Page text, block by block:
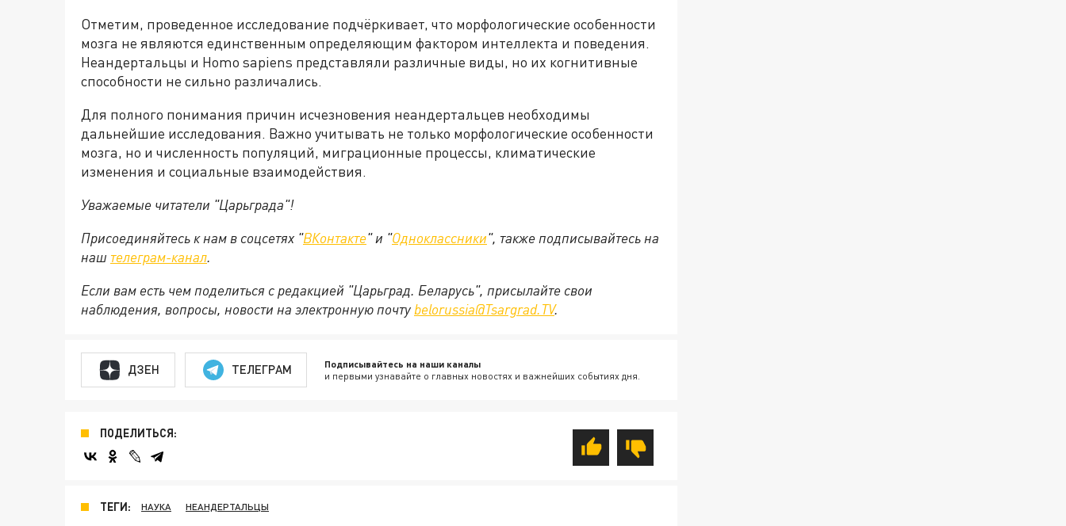
Отметим, проведенное исследование подчёркивает, что морфологические особенности
мозга не являются единственным определяющим фактором интеллекта и поведения.
Неандертальцы и Homo sapiens представляли различные виды, но их когнитивные
способности не сильно различались.
Для полного понимания причин исчезновения неандертальцев необходимы
дальнейшие исследования. Важно учитывать не только морфологические особенности
мозга, но и численность популяций, миграционные процессы, климатические
изменения и социальные взаимодействия.
Уважаемые читатели "Царьграда"!
Присоединяйтесь к нам в соцсетях "ВКонтакте" и "Одноклассники", также подписывайтесь на
наш телеграм-канал.
Если вам есть чем поделиться с редакцией "Царьград. Беларусь", присылайте свои
наблюдения, вопросы, новости на электронную почту belorussia@Tsargrad.TV.
ДЗЕН ТЕЛЕГРАМ Подписывайтесь на наши каналы
и первыми узнавайте о главных новостях и важнейших событиях дня.
ПОДЕЛИТЬСЯ:
ТЕГИ: НАУКА НЕАНДЕРТАЛЬЦЫ